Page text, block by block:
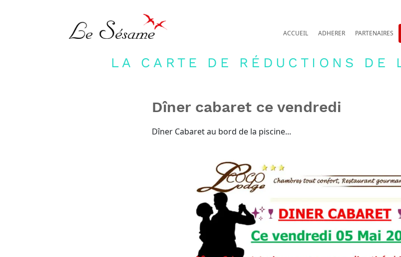
ACCUEIL ADHERER PARTENAIRES
LA CARTE DE RÉDUCTIONS DE
Dîner cabaret ce vendredi
Dîner Cabaret au bord de la piscine...